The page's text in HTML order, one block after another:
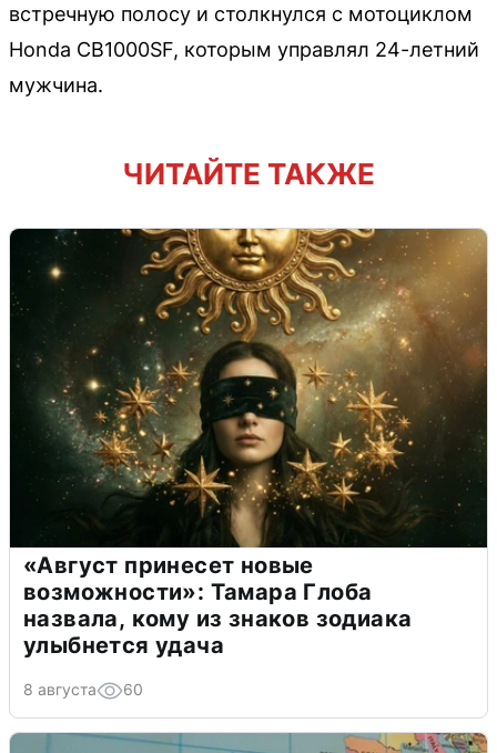
встречную полосу и столкнулся с мотоциклом
Honda CB1000SF, которым управлял 24-летний
мужчина.
ЧИТАЙТЕ ТАКЖЕ
«Август принесет новые
возможности»: Тамара Глоба
назвала, кому из знаков зодиака
улыбнется удача
8 августа 60